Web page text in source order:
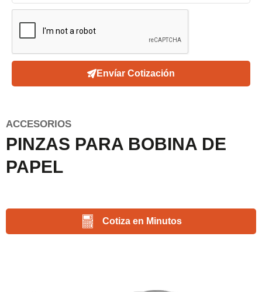
Envíar Cotización
ACCESORIOS
PINZAS PARA BOBINA DE
PAPEL
Cotiza en Minutos